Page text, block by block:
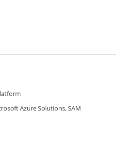
Azure Solutions, SAM